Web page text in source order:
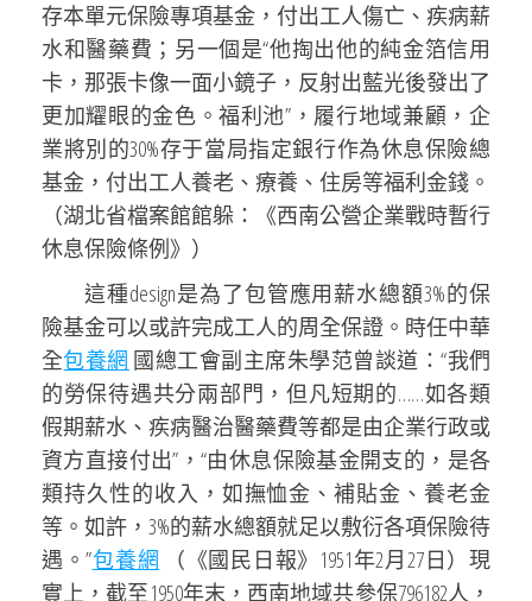
存本單元保險專項基金，付出工人傷亡、疾病薪
水和醫藥費；另一個是“他掏出他的純金箔信用
卡，那張卡像一面小鏡子，反射出藍光後發出了
更加耀眼的金色。福利池”，履行地域兼顧，企
業將別的30%存于當局指定銀行作為休息保險總
基金，付出工人養老、療養、住房等福利金錢。
（湖北省檔案館館躲：《西南公營企業戰時暫行
休息保險條例》）
這種design是為了包管應用薪水總額3%的保
險基金可以或許完成工人的周全保證。時任中華
全包養網 國總工會副主席朱學范曾談道：“我們
的勞保待遇共分兩部門，但凡短期的……如各類
假期薪水、疾病醫治醫藥費等都是由企業行政或
資方直接付出”，“由休息保險基金開支的，是各
類持久性的收入，如撫恤金、補貼金、養老金
等。如許，3%的薪水總額就足以敷衍各項保險待
遇。”包養網 （《國民日報》1951年2月27日）現
實上，截至1950年末，西南地域共參保796182人，